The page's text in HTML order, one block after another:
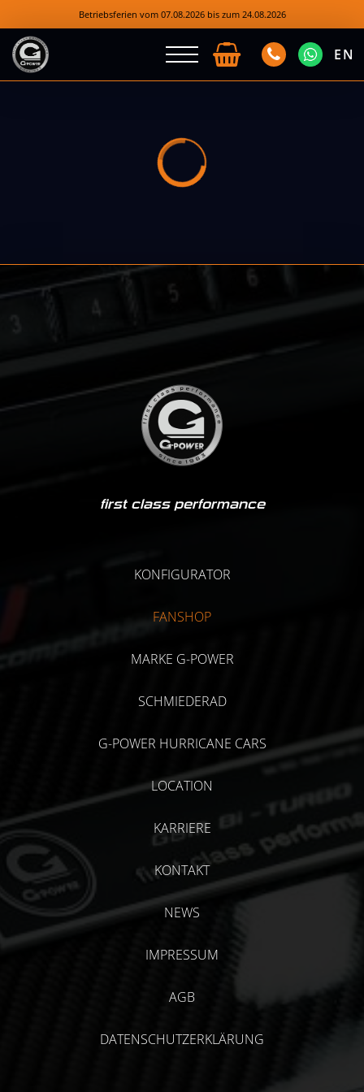
Betriebsferien vom 07.08.2026 bis zum 24.08.2026
EN
first class performance
KONFIGURATOR
FANSHOP
MARKE G-POWER
SCHMIEDERAD
G-POWER HURRICANE CARS
LOCATION
KARRIERE
KONTAKT
NEWS
IMPRESSUM
AGB
DATENSCHUTZERKLÄRUNG